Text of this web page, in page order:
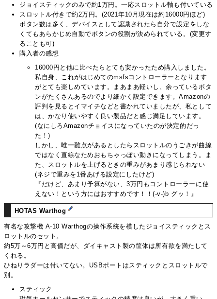
ジョイスティックのみで約1万円。一応スロットル軸も付いている
スロットル付きで約2万円。(2021年10月現在は約16000円ほど)
ボタン数は多く、デバイスとして認識されたら自分で設定をしな
くてもあらかじめ自動でボタンの役割が決められている。(変更す
ることも可)
購入者の感想
16000円と他に比べたらとても安かったため購入しました。
私自身、これがはじめてのmsfsコントローラーとなります
がとても楽しめています。まあまあ軽いし、余っているボタ
ンがたくさんあるのでより細かく設定できます。Amazonの
評判を見るとイマイチなどと書かれていましたが、私として
は、かなり使いやすく良い製品だと感じ満足しています。
(なにしろAmazonチョイスになっていたのが決定的だっ
た！)
しかし、唯一難点があるとしたらスロットルのうごきが曲線
ではなく直線なためおもちゃっぽい動きになってしまう。ま
た、スロットルを上げるときの重みがあまり感じられない
(ネジで重みを1番あげる設定にしたけど)
『だけど、あまり予算がない、3万円もコントローラーに使
えない！という方にはおすすめです！！(-v-)b グッ！』
HOTAS Warthog
有名な攻撃機 A-10 Warthogの操作系統を模したジョイスティックとス
ロットルのセット。
約5万～6万円と高価だが、ダイキャスト製の筐体は所有欲を満たして
くれる。
ひねりラダーは付いてない。USBポートはスティックとスロットルで
別。
スティック